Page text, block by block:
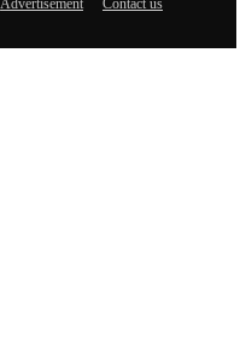
Advertisement Contact us